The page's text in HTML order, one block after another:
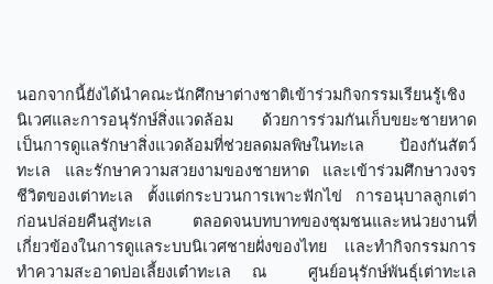
นอกจากนี้ยังได้นำคณะนักศึกษาต่างชาติเข้าร่วมกิจกรรมเรียนรู้เชิง
นิเวศและการอนุรักษ์สิ่งแวดล้อม ด้วยการร่วมกันเก็บขยะชายหาด
เป็นการดูแลรักษาสิ่งแวดล้อมที่ช่วยลดมลพิษในทะเล ป้องกันสัตว์
ทะเล และรักษาความสวยงามของชายหาด และเข้าร่วมศึกษาวงจร
ชีวิตของเต่าทะเล ตั้งแต่กระบวนการเพาะฟักไข่ การอนุบาลลูกเต่า
ก่อนปล่อยคืนสู่ทะเล ตลอดจนบทบาทของชุมชนและหน่วยงานที่
เกี่ยวข้องในการดูแลระบบนิเวศชายฝั่งของไทย เเละทำกิจกรรมการ
ทำความสะอาดบ่อเลี้ยงเต๋าทะเล ณ ศูนย์อนุรักษ์พันธุ์เต่าทะเล